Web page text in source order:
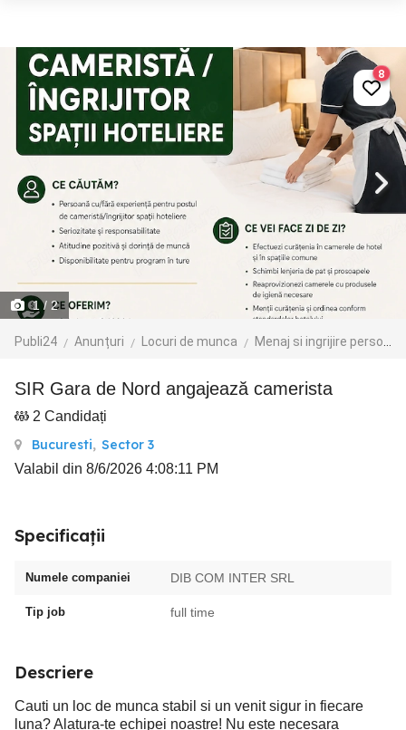
1/ 2
Publi24 Anunțuri Locuri de munca Menaj si ingrijire persoane
8
SIR Gara de Nord angajează camerista
2 Candidați
Bucuresti, Sector 3
Valabil din 8/6/2026 4:08:11 PM
Specificații
Numele companiei DIB COM INTER SRL
Tip job full time
Descriere
Cauti un loc de munca stabil si un venit sigur in fiecare
luna? Alatura-te echipei noastre! Nu este necesara